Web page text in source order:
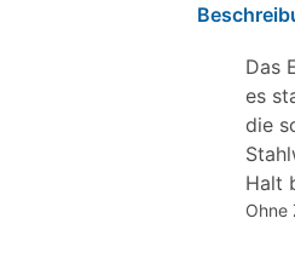
Das
es
die
Halt
Ohne